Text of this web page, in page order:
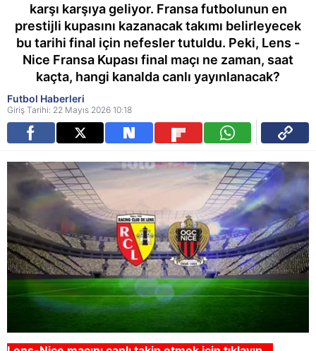
karşı karşıya geliyor. Fransa futbolunun en
prestijli kupasını kazanacak takımı belirleyecek
bu tarihi final için nefesler tutuldu. Peki, Lens -
Nice Fransa Kupası final maçı ne zaman, saat
kaçta, hangi kanalda canlı yayınlanacak?
Futbol Haberleri
Giriş Tarihi: 22 Mayıs 2026 10:18